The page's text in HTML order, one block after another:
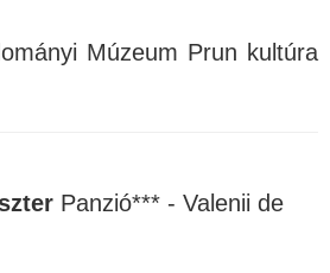
Múzeum Prun kultúra
Panzió*** - Valenii de